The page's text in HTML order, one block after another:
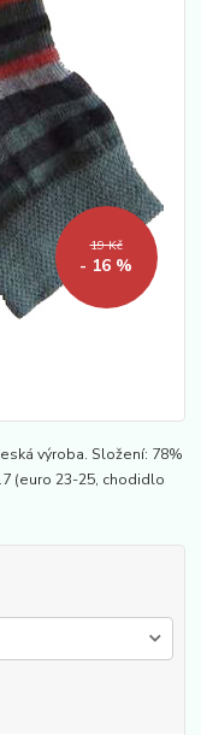
19 Kč
- 16 %
výroba. Složení: 78%
(euro 23-25, chodidlo